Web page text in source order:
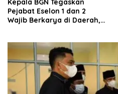
Pejabat Eselon 1 dan 2
Wajib Berkarya di Daerah,